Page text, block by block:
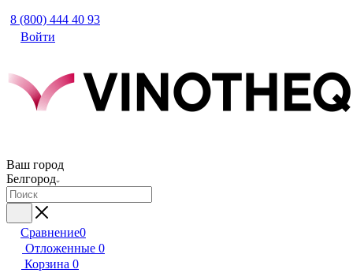
8 (800) 444 40 93
Войти
Ваш город
Белгород
Сравнение0
Отложенные 0
Корзина 0